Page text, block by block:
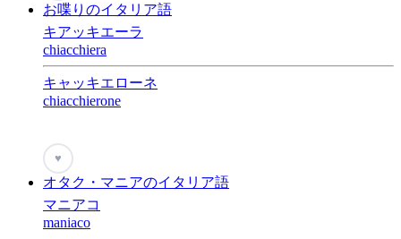
お喋りのイタリア語
キアッキエーラ
chiacchiera
キャッキエローネ
chiacchierone
♥
オタク・マニアのイタリア語
マニアコ
maniaco